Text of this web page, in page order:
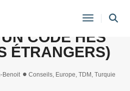
Toggle
: COMME
CODE HES
ÉTRANGERS)
Benoit Conseils, Europe, TDM , Turquie